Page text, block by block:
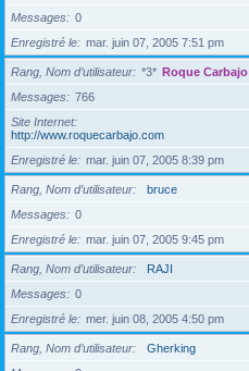
Messages
0
Enregistré le
mar. juin 07, 2005 7:51 pm
Rang, Nom d’utilisateur *3* Roque Carbajo
Messages
766
Site Internet
http://www.roquecarbajo.com
Enregistré le
mar. juin 07, 2005 8:39 pm
Rang, Nom d’utilisateur
bruce
Messages
0
Enregistré le
mar. juin 07, 2005 9:45 pm
Rang, Nom d’utilisateur
RAJI
Messages
0
Enregistré le
mer. juin 08, 2005 4:50 pm
Rang, Nom d’utilisateur
Gherking